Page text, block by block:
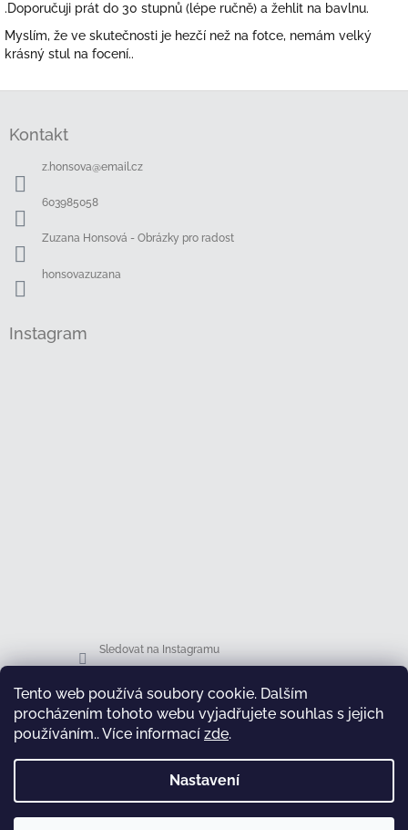
Tento web používá soubory cookie. Dalším
procházením tohoto webu vyjadřujete souhlas s jejich
používáním.. Více informací zde.
Nastavení
.Doporučuji prát do 30 stupnů (lépe ručně) a žehlit na bavlnu.
Myslím, že ve skutečnosti je hezčí než na fotce, nemám velký
krásný stul na focení..
Kontakt
z.honsova@email.cz
603985058
Zuzana Honsová - Obrázky pro radost
honsovazuzana
Instagram
Sledovat na Instagramu
Facebook
test